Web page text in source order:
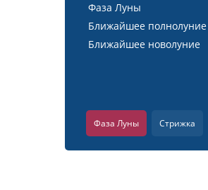
Фаза Луны
Ближайшее полнолуние
Ближайшее новолуние
Фаза Луны Стрижка